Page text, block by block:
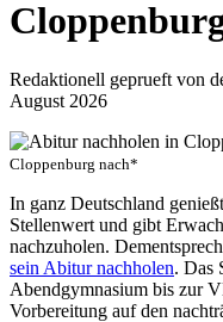
Redaktionell geprueft von
August 2026
Cloppenburg nach*
In ganz Deutschland
Stellenwert und gibt
nachzuholen.
sein Abitur nachholen. Das
Abendgymnasium bis zur
Vorbereitung auf den